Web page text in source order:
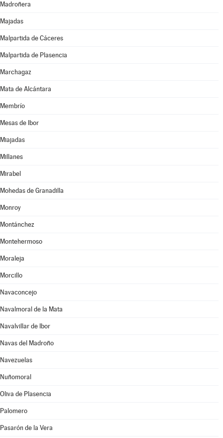
Madroñera
Majadas
Malpartida de Cáceres
Malpartida de Plasencia
Marchagaz
Mata de Alcántara
Membrío
Mesas de Ibor
Miajadas
Millanes
Mirabel
Mohedas de Granadilla
Monroy
Montánchez
Montehermoso
Moraleja
Morcillo
Navaconcejo
Navalmoral de la Mata
Navalvillar de Ibor
Navas del Madroño
Navezuelas
Nuñomoral
Oliva de Plasencia
Palomero
Pasarón de la Vera